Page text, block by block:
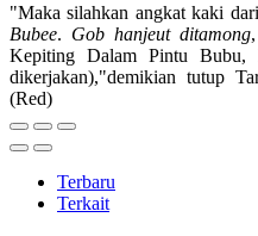
"Maka silahkan angkat kaki
Bubee. Gob hanjeut ditamong,
Kepiting Dalam Pintu
dikerjakan),"demikian tutup
(Red)
Terbaru
Terkait